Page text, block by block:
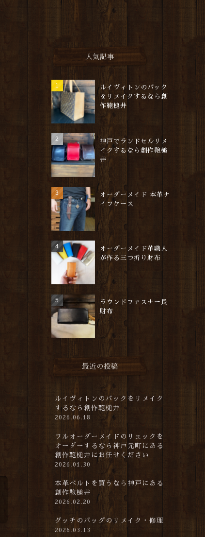
人気記事
ルイヴィトンのバック
をリメイクするなら創
作鞄槌井
神戸でランドセルリメ
イクするなら創作鞄槌
井
オーダーメイド 本革ナ
イフケース
オーダーメイド革職人
が作る三つ折り財布
ラウンドファスナー長
財布
最近の投稿
ルイヴィトンのバックをリメイク
するなら創作鞄槌井
2026.06.18
フルオーダーメイドのリュックを
オーダーするなら神戸元町にある
創作鞄槌井にお任せください
2026.01.30
本革ベルトを買うなら神戸にある
創作鞄槌井
2026.02.20
グッチのバッグのリメイク・修理
2026.03.13